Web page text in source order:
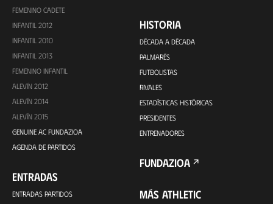
FEMENINO CADETE
INFANTIL 2012
INFANTIL 2010
INFANTIL 2013
FEMENINO INFANTIL
ALEVÍN 2012
ALEVÍN 2014
ALEVÍN 2015
GENUINE AC FUNDAZIOA
AGENDA DE PARTIDOS
ENTRADAS
ENTRADAS PARTIDOS
HISTORIA
DÉCADA A DÉCADA
PALMARÉS
FUTBOLISTAS
RIVALES
ESTADÍSTICAS HISTÓRICAS
PRESIDENTES
ENTRENADORES
FUNDAZIOA
MÁS ATHLETIC